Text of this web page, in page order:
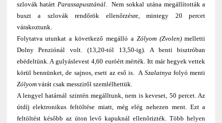
szlovák határtParassapusztánál. Nem sokkal utána megállították a
buszt a szlovák rendőrök ellenőrzésre, mintegy 20 percet
várakoztunk.
Folytatva utunkat a következő megálló a Zólyom (Zvolen)melletti
Dolny Penziónál volt. (13,20-tól 13,50-ig). A benti bisztróban
ebédeltünk. A gulyáslevest 4,60 euróért mérték. Itt már hegyek vettek
körül bennünket, de sajnos, esett az eső is. A Szalatnya folyó menti
Zólyomvárát csak messziről szemlélhettük.
A lengyel határnál szintén megálltunk, nem is keveset, 50 percet. Az
útdíj elektronikus feltöltése miatt, még elég nehezen ment. Ezt a
feltöltést később az úton levő kapuknál ellenőrizték. Több helyen